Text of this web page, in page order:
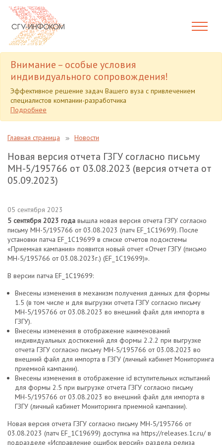
Внимание – особые условия
индивидуального сопровождения!
Эффективное решение задач Вашего вуза с привлечением
специалистов компании-разработчика
Подробнее
Главная страница Новости
Новая версия отчета ГЗГУ согласно письму
МН-5/195766 от 03.08.2023 (версия отчета от
05.09.2023)
05 сентября 2023
5 сентября 2023 года вышла новая версия отчета ГЗГУ согласно
письму МН-5/195766 от 03.08.2023 (патч EF_1C19699). После
установки патча EF_1C19699 в списке отчетов подсистемы
«Приемная кампания» появится новый отчет «Отчет ГЗГУ (письмо
МН-5/195766 от 03.08.2023г.) (EF_1C19699)».
В версии патча EF_1C19699:
Внесены изменения в механизм получения данных для формы
1.5 (в том числе и для выгрузки отчета ГЗГУ согласно письму
МН-5/195766 от 03.08.2023 во внешний файл для импорта в
ГЗГУ).
Внесены изменения в отображение наименований
индивидуальных достижений для формы 2.2.2 при выгрузке
отчета ГЗГУ согласно письму МН-5/195766 от 03.08.2023 во
внешний файл для импорта в ГЗГУ (личный кабинет Мониторинга
приемной кампании).
Внесены изменения в отображение id вступительных испытаний
для формы 2.5 при выгрузке отчета ГЗГУ согласно письму
МН-5/195766 от 03.08.2023 во внешний файл для импорта в
ГЗГУ (личный кабинет Мониторинга приемной кампании).
Новая версия отчета ГЗГУ согласно письму МН-5/195766 от
03.08.2023 (патч EF_1C19699) доступна на https://releases.1c.ru/ в
подразделе «Исправление ошибок версий» раздела релиза